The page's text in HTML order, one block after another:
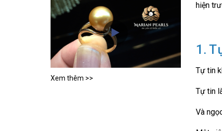
hiện
1.
Tự tin
Tự tin
Và
Xem thêm >>